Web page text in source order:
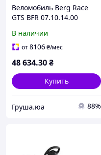
Веломобиль Berg Race
GTS BFR 07.10.14.00
В наличии
от8106₴/мес
48 634.30₴
Купить
Груша.юа 88%